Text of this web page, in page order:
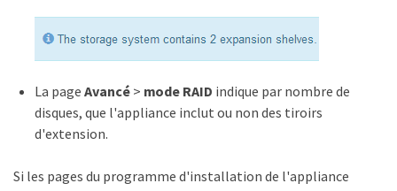
La page Avancé> mode RAID indique par nombre de
disques, que l'appliance inclut ou non des tiroirs
d'extension.
Si les pages du programme d'installation de l'appliance